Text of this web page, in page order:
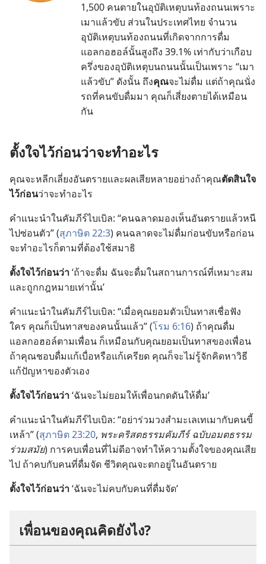
1,500 คน​ตาย​ใน​อุบัติเหตุ​บน​ท้องถนน​เพราะ​
เมา​แล้ว​ขับ ส่วน​ใน​ประเทศ​ไทย จำนวน​
อุบัติเหตุ​บน​ท้องถนน​ที่​เกิด​จาก​การ​ดื่ม​
แอลกอฮอล์​นั้น​สูง​ถึง 39.1% เท่า​กับ​ว่า​เกือบ​
ครึ่ง​ของ​อุบัติเหตุ​บน​ถนน​นั้น​เป็น​เพราะ “เมา​
แล้ว​ขับ” ดัง​นั้น ถึง​คุณ​จะ​ไม่​ดื่ม แต่​ถ้า​คุณ​นั่ง​
รถ​ที่​คน​ขับ​ดื่ม​มา คุณ​ก็​เสี่ยง​ตาย​ได้​เหมือน​
กัน
ตั้งใจ​ไว้​ก่อน​ว่า​จะ​ทำ​อะไร
คุณ​จะ​หลีก​เลี่ยง​อันตราย​และ​ผล​เสีย​หลาย​อย่าง​ถ้า​คุณ​ตัดสิน​ใจ​
ไว้​ก่อน​ว่า​จะ​ทำ​อะไร
คำ​แนะ​นำ​ใน​คัมภีร์​ไบเบิล: “คน​ฉลาด​มอง​เห็น​อันตราย​แล้ว​หนี​
ไป​ซ่อน​ตัว” (สุภาษิต 22:3) คน​ฉลาด​จะ​ไม่​ดื่ม​ก่อน​ขับ​หรือ​ก่อน​
จะ​ทำ​อะไร​ก็​ตาม​ที่​ต้อง​ใช้​สมาธิ
ตั้งใจ​ไว้​ก่อน​ว่า‘ถ้า​จะ​ดื่ม ฉัน​จะ​ดื่ม​ใน​สถานการณ์​ที่​เหมาะ​สม​
และ​ถูก​กฎหมาย​เท่า​นั้น’
คำ​แนะ​นำ​ใน​คัมภีร์​ไบเบิล: “เมื่อ​คุณ​ยอม​ตัว​เป็น​ทาส​เชื่อ​ฟัง​
ใคร คุณ​ก็​เป็น​ทาส​ของ​คน​นั้น​แล้ว” (โรม 6:16) ถ้า​คุณ​ดื่ม​
แอลกอฮอล์​ตาม​เพื่อน ก็​เหมือน​กับ​คุณ​ยอม​เป็น​ทาส​ของ​เพื่อน
ถ้า​คุณ​ชอบ​ดื่ม​แก้​เบื่อ​หรือ​แก้​เครียด คุณ​ก็​จะ​ไม่​รู้​จัก​คิด​หา​วิธี​
แก้​ปัญหา​ของ​ตัว​เอง
ตั้งใจ​ไว้​ก่อน​ว่า‘ฉัน​จะ​ไม่​ยอม​ให้​เพื่อน​กดดัน​ให้​ดื่ม’
คำ​แนะ​นำ​ใน​คัมภีร์​ไบเบิล: “อย่า​ร่วม​วง​สำมะเลเทเมา​กับ​คน​ขี้​
เหล้า” (สุภาษิต 23:20, พระ​คริสตธรรม​คัมภีร์ ฉบับ​อมตธรรม​
ร่วม​สมัย) การ​คบ​เพื่อน​ที่​ไม่​ดี​อาจ​ทำ​ให้​ความ​ตั้งใจ​ของ​คุณ​เสีย​
ไป ถ้า​คบ​กับ​คน​ที่​ดื่ม​จัด ชีวิต​คุณ​จะ​ตก​อยู่​ใน​อันตราย
ตั้งใจ​ไว้​ก่อน​ว่า‘ฉัน​จะ​ไม่​คบ​กับ​คน​ที่​ดื่ม​จัด’
เพื่อน​ของ​คุณ​คิด​ยัง​ไง?